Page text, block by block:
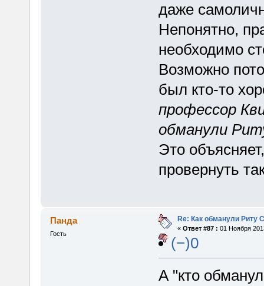
даже
Непонятно,
необходимо
Возможно
был кто-то
профессор
обманули
Это
провернуть
Панда
Гость
Re: Как обманули Риту
« Ответ #87 : 01 Ноября
(−)0
А "кто